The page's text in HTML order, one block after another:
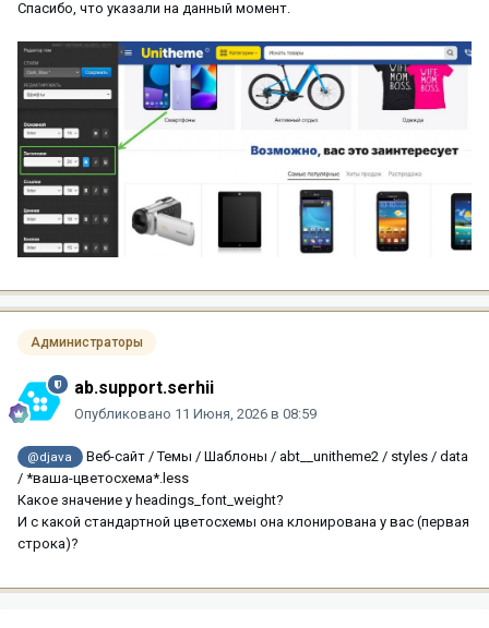
Спасибо, что указали на данный момент.
Администраторы
ab.support.serhii
Опубликовано 11 Июня, 2026 в 08:59
@djava
Веб-сайт / Темы / Шаблоны / abt__unitheme2 / styles / data
/ *ваша-цветосхема*.less
Какое значение у headings_font_weight?
И с какой стандартной цветосхемы она клонирована у вас (первая
строка)?